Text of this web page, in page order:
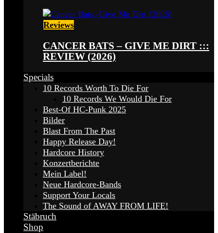
Reviews
CANCER BATS – GIVE ME DIRT :::
REVIEW (2026)
Specials
10 Records Worth To Die For
10 Records We Would Die For
Best-Of HC-Punk 2025
Bilder
Blast From The Past
Happy Release Day!
Hardcore History
Konzertberichte
Mein Label!
Neue Hardcore-Bands
Support Your Locals
The Sound of AWAY FROM LIFE!
Stäbruch
Shop